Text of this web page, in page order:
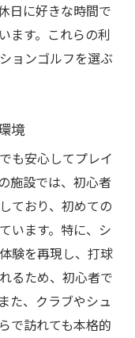
日に好きな時間で
ます。これらの利
ョンゴルフを選ぶ
境
も安心してプレイ
施設では、初心者
ており、初めての
います。特に、シ
験を再現し、打球
るため、初心者で
た、クラブやシュ
で訪れても本格的